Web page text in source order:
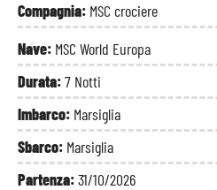
Compagnia: MSC crociere
Nave: MSC World Europa
Durata:7 Notti
Imbarco: Marsiglia
Sbarco: Marsiglia
Partenza:31/10/2026